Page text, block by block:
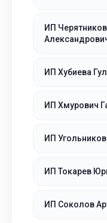
ИП
ИП Хубиева
ИП Хмурович
ИП
ИП Токарев
ИП Соколов